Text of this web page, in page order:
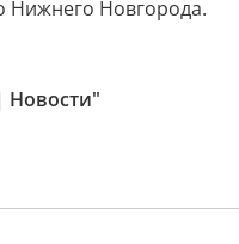
Нижнего Новгорода.